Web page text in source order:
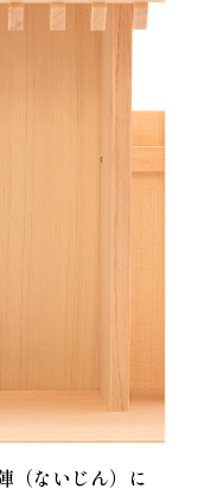
（ないじん）に